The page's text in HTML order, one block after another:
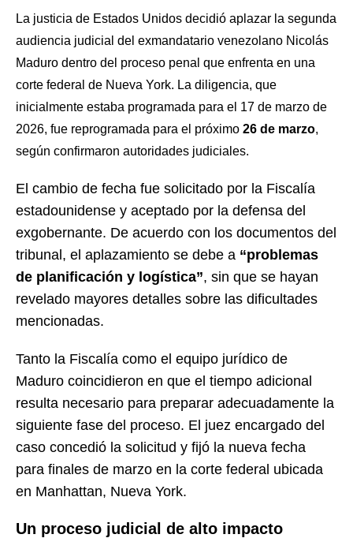
La justicia de Estados Unidos decidió aplazar la segunda
audiencia judicial del exmandatario venezolano Nicolás
Maduro dentro del proceso penal que enfrenta en una
corte federal de Nueva York. La diligencia, que
inicialmente estaba programada para el 17 de marzo de
2026, fue reprogramada para el próximo 26 de marzo,
según confirmaron autoridades judiciales.
El cambio de fecha fue solicitado por la Fiscalía
estadounidense y aceptado por la defensa del
exgobernante. De acuerdo con los documentos del
tribunal, el aplazamiento se debe a “problemas
de planificación y logística”, sin que se hayan
revelado mayores detalles sobre las dificultades
mencionadas.
Tanto la Fiscalía como el equipo jurídico de
Maduro coincidieron en que el tiempo adicional
resulta necesario para preparar adecuadamente la
siguiente fase del proceso. El juez encargado del
caso concedió la solicitud y fijó la nueva fecha
para finales de marzo en la corte federal ubicada
en Manhattan, Nueva York.
Un proceso judicial de alto impacto